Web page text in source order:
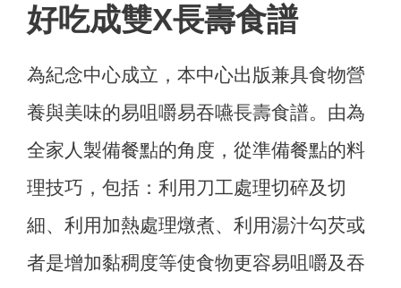
好吃成雙X長壽食譜
為紀念中心成立，本中心出版兼具食物營
養與美味的易咀嚼易吞嚥長壽食譜。由為
全家人製備餐點的角度，從準備餐點的料
理技巧，包括：利用刀工處理切碎及切
細、利用加熱處理燉煮、利用湯汁勾芡或
者是增加黏稠度等使食物更容易咀嚼及吞